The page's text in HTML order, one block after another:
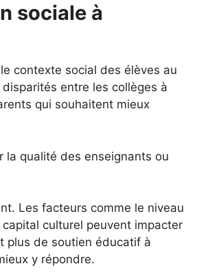
sociale à
contexte social des élèves au
entre les collèges à
qui souhaitent mieux
la qualité des enseignants ou
Les facteurs comme le niveau
culturel peuvent impacter
plus de soutien éducatif à
y répondre.